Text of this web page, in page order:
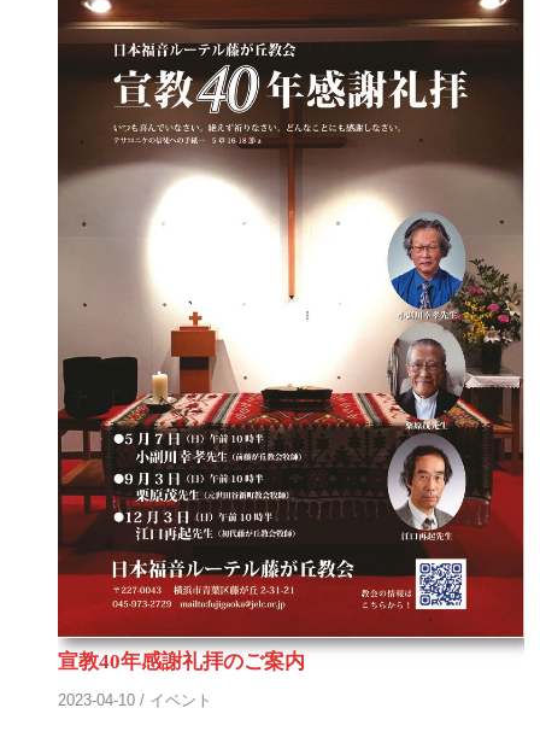
宣教40年感謝礼拝のご案内
2023-04-10 / イベント